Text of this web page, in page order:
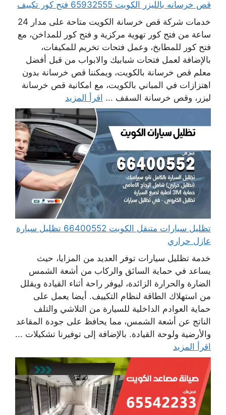
قص خرسانه بالليزر الكويت 65932555 فتح كور تكييف
خدمات شركة قص خرسانة الكويت متاحة على مدار 24
ساعة من فتح كور تهوية مركزية و فتح كور للمداخن، مع
فتح كور للمطابخ، وعمل فتحات تخريم للمكيفات،
بالإضافة لعمل فتحات شبابيك والابواب من قبل أفضل
معلم قص خرسانة بالكويت، ويمكننا قص خرسانة بدون
اهتزازات في المباني بالكويت، مع امكانية قص خرسانة
ليزر، وقص خرسانة السقف ... اقرأ المزيد
تظليل سيارات متنقل الكويت 66400552 تظليل سيارة
عازل حراري
خدمة تظليل سيارات توفر العديد من المزايا، حيث
يساعد في حماية السائق والركاب من أشعة الشمس
الضارة والحرارة الزائدة، ليوفر راحة أثناء القيادة ويقلل
من استهلاك الطاقة لنظام التكييف. أيضا يعمل على
حماية العوادم الداخلية للسيارة من التلاشي والتلف
الناتج عن أشعة الشمس، مما يحافظ على جودة المقاعد
والأرضية ولوحة القيادة. بالإضافة إلى توفيرنا تشكيلات ...
اقرأ المزيد